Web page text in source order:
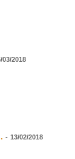
03/2018
- 13/02/2018